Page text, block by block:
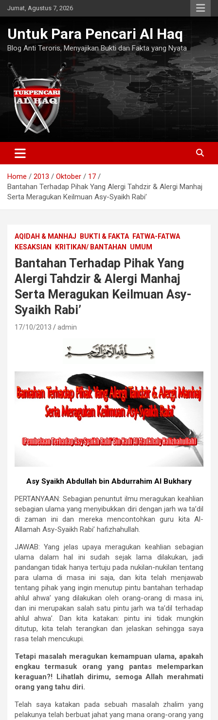
Skip
to
Jumat, Agustus 7, 2026
Untuk Para Pencari Al Haq
Blog Anti Teroris, Menyajikan Bukti dan Fakta yang Nyata
Home 2013 Oktober
17
Bantahan Terhadap Pihak Yang Alergi Tahdzir & Alergi Manhaj
Serta Meragukan Keilmuan Asy-Syaikh Rabi’
AQIDAH & MANHAJ BUKTI & FAKTA
FATWA-FATWA
KESAKSIAN
KRITIKAN/ BANTAHAN UMUM
Bantahan Terhadap Pihak Yang
Alergi Tahdzir & Alergi Manhaj
Serta Meragukan Keilmuan Asy-
Syaikh Rabi’
17/10/2013 admin
Asy Syaikh Abdullah bin Abdurrahim Al Bukhary
PERTANYAAN: Sebagian penuntut ilmu meragukan keahlian
sebagian ulama yang menyibukkan diri dengan jarh wa ta’dil
di zaman ini dan mereka mencontohkan guru kita Al-
Allamah Asy-Syaikh Rabi’ hafizhahullah.
JAWAB: Yang jelas upaya meragukan keahlian sebagian
ulama dalam hal ini sudah sejak lama dilakukan, jadi
pandangan tidak hanya tertuju pada nukilan-nukilan tentang
para ulama di masa ini saja, dan kita telah menjawab
tentang pihak yang ingin menutup pintu bantahan terhadap
ahlul ahwa’ yang dilakukan oleh orang-orang di masa ini,
dan ini merupakan salah satu pintu jarh wa ta’dil terhadap
ahlul ahwa’. Dan kita katakan: pintu ini tidak mungkin
ditutup, kita telah terangkan dan jelaskan sehingga saya
rasa telah mencukupi.
Tetapi masalah meragukan kemampuan ulama, apakah
engkau
termasuk orang yang pantas
melemparkan
keraguan?!
Lihatlah dirimu, semoga Allah merahmati
orang yang tahu diri.
Telah saya katakan pada sebuah masalah zhalim yang
pelakunya telah berbuat jahat yang mana orang-orang yang